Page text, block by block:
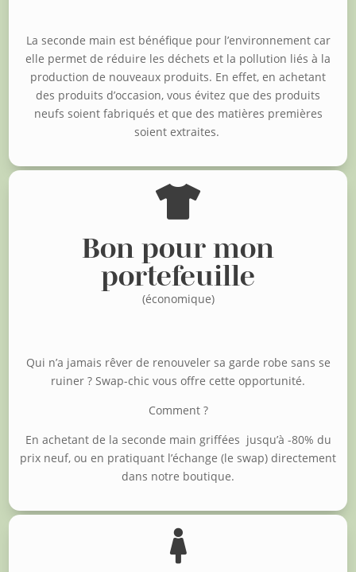
La seconde main est bénéfique pour l’environnement car
elle permet de réduire les déchets et la pollution liés à la
production de nouveaux produits. En effet, en achetant
des produits d’occasion, vous évitez que des produits
neufs soient fabriqués et que des matières premières
soient extraites.

Bon pour mon
portefeuille
(économique)
Qui n’a jamais rêver de renouveler sa garde robe sans se
ruiner ? Swap-chic vous offre cette opportunité.
Comment ?
En achetant de la seconde main griffées jusqu’à -80% du
prix neuf, ou en pratiquant l’échange (le swap) directement
dans notre boutique.
